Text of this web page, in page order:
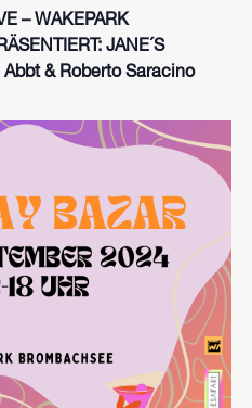
– WAKEPARK
JANE´S
& Roberto Saracino